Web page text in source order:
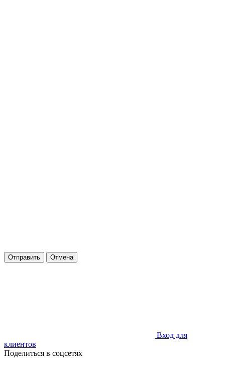
Отправить Отмена
Вход для
клиентов
Поделиться в соцсетях